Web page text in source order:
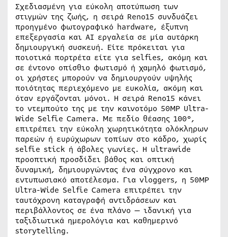
Σχεδιασμένη για εύκολη αποτύπωση των
στιγμών της ζωής, η σειρά Reno15 συνδυάζει
προηγμένο φωτογραφικό hardware, έξυπνη
επεξεργασία και AI εργαλεία σε μία αυτάρκη
δημιουργική συσκευή. Είτε πρόκειται για
ποιοτικά πορτρέτα είτε για selfies, ακόμη και
σε έντονο οπίσθιο φωτισμό ή χαμηλό φωτισμό,
οι χρήστες μπορούν να δημιουργούν υψηλής
ποιότητας περιεχόμενο με ευκολία, ακόμη και
όταν εργάζονται μόνοι. Η σειρά Reno15 κάνει
το ντεμπούτο της με την καινοτόμο 50MP Ultra-
Wide Selfie Camera. Με πεδίο θέασης 100°,
επιτρέπει την εύκολη χωρητικότητα ολόκληρων
παρεών ή ευρύχωρων τοπίων στο κάδρο, χωρίς
selfie stick ή άβολες γωνίες. Η ultrawide
προοπτική προσδίδει βάθος και οπτική
δυναμική, δημιουργώντας ένα σύγχρονο και
εντυπωσιακό αποτέλεσμα. Για vloggers, η 50MP
Ultra-Wide Selfie Camera επιτρέπει την
ταυτόχρονη καταγραφή αντιδράσεων και
περιβάλλοντος σε ένα πλάνο — ιδανική για
ταξιδιωτικά ημερολόγια και καθημερινό
storytelling.